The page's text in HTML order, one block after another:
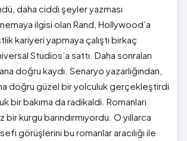
daha ciddi şeyler yazması
ilgisi olan Rand, Hollywood’a
kariyeri yapmaya çalıştı birkaç
Studios’a sattı. Daha sonraları
doğru kaydı. Senaryo yazarlığından,
doğru güzel bir yolculuk gerçekleştirdi
bir bakıma da radikaldi. Romanları
kurgu barındırmıyordu. O yıllarca
görüşlerini bu romanlar aracılığı ile